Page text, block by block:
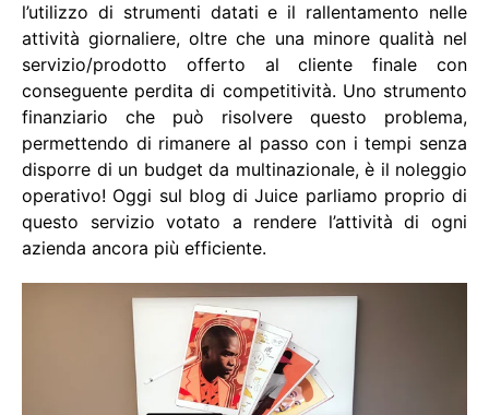
l’utilizzo di strumenti datati e il rallentamento nelle
attività giornaliere, oltre che una minore qualità nel
servizio/prodotto offerto al cliente finale con
conseguente perdita di competitività. Uno strumento
finanziario che può risolvere questo problema,
permettendo di rimanere al passo con i tempi senza
disporre di un budget da multinazionale, è il noleggio
operativo! Oggi sul blog di Juice parliamo proprio di
questo servizio votato a rendere l’attività di ogni
azienda ancora più efficiente.